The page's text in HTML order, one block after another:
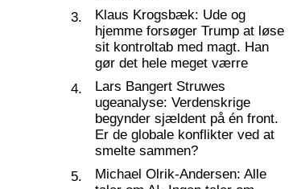
3.
Klaus Krogsbæk: Ude og
hjemme forsøger Trump at løse
sit kontroltab med magt. Han
gør det hele meget værre
4.
Lars Bangert Struwes
ugeanalyse: Verdenskrige
begynder sjældent på én front.
Er de globale konflikter ved at
smelte sammen?
5.
Michael Olrik-Andersen: Alle